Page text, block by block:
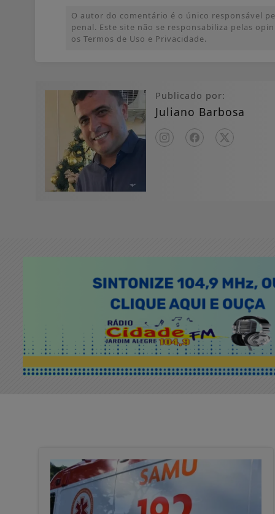
O autor do comentário é o único responsável
penal. Este site não se responsabiliza pelas
os Termos de Uso e Privacidade.
Publicado por:
Juliano Barbosa